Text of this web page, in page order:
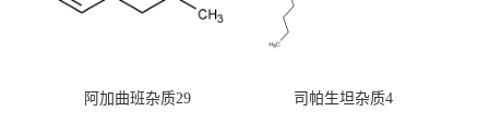
阿加曲班杂质29 司帕生坦杂质4